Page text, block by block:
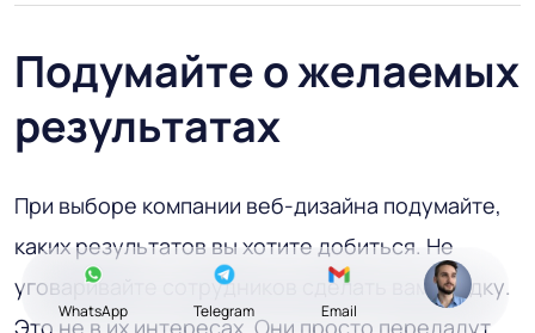
Подумайте о желаемых
результатах
При выборе компании веб-дизайна подумайте,
каких результатов вы хотите добиться. Не
уговаривайте сотрудников сделать вам скидку.
Это не в их интересах. Они просто передадут
WhatsApp Telegram Email